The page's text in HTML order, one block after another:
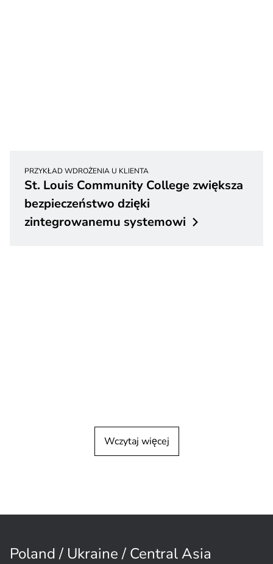
PRZYKŁAD WDROŻENIA U KLIENTA
St. Louis Community College zwiększa
bezpieczeństwo dzięki
zintegrowanemu systemowi
PRZYKŁAD WDROŻENIA U KLIENTA analizy obrazu
Widoczność i bezpieczeństwo dzięki
Wczytaj więcej
Poland / Ukraine / Central Asia